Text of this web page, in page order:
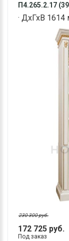
П4.265.2.17
· ДхГхВ
172 725 руб.
230 300 руб.
Под заказ